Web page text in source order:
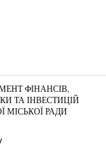
ФІНАНСІВ,
ТА ІНВЕСТИЦІЙ
МІСЬКОЇ РАДИ